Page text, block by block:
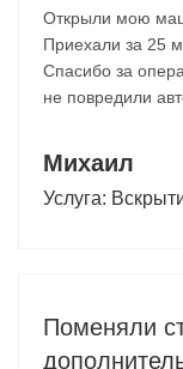
Открыли мою
Приехали за 25
Спасибо за
не повредили
Михаил
Услуга:
Поменяли